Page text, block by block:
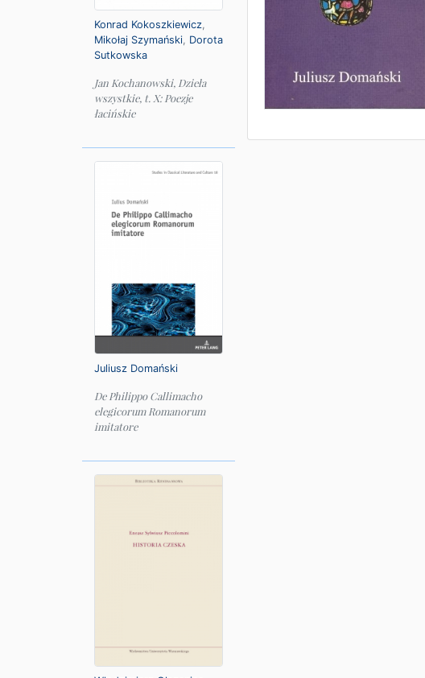
Konrad Kokoszkiewicz,
Mikołaj Szymański, Dorota
Sutkowska
Jan Kochanowski, Dzieła
wszystkie, t. X: Poezje
łacińskie
Juliusz Domański
De Philippo Callimacho
elegicorum Romanorum
imitatore